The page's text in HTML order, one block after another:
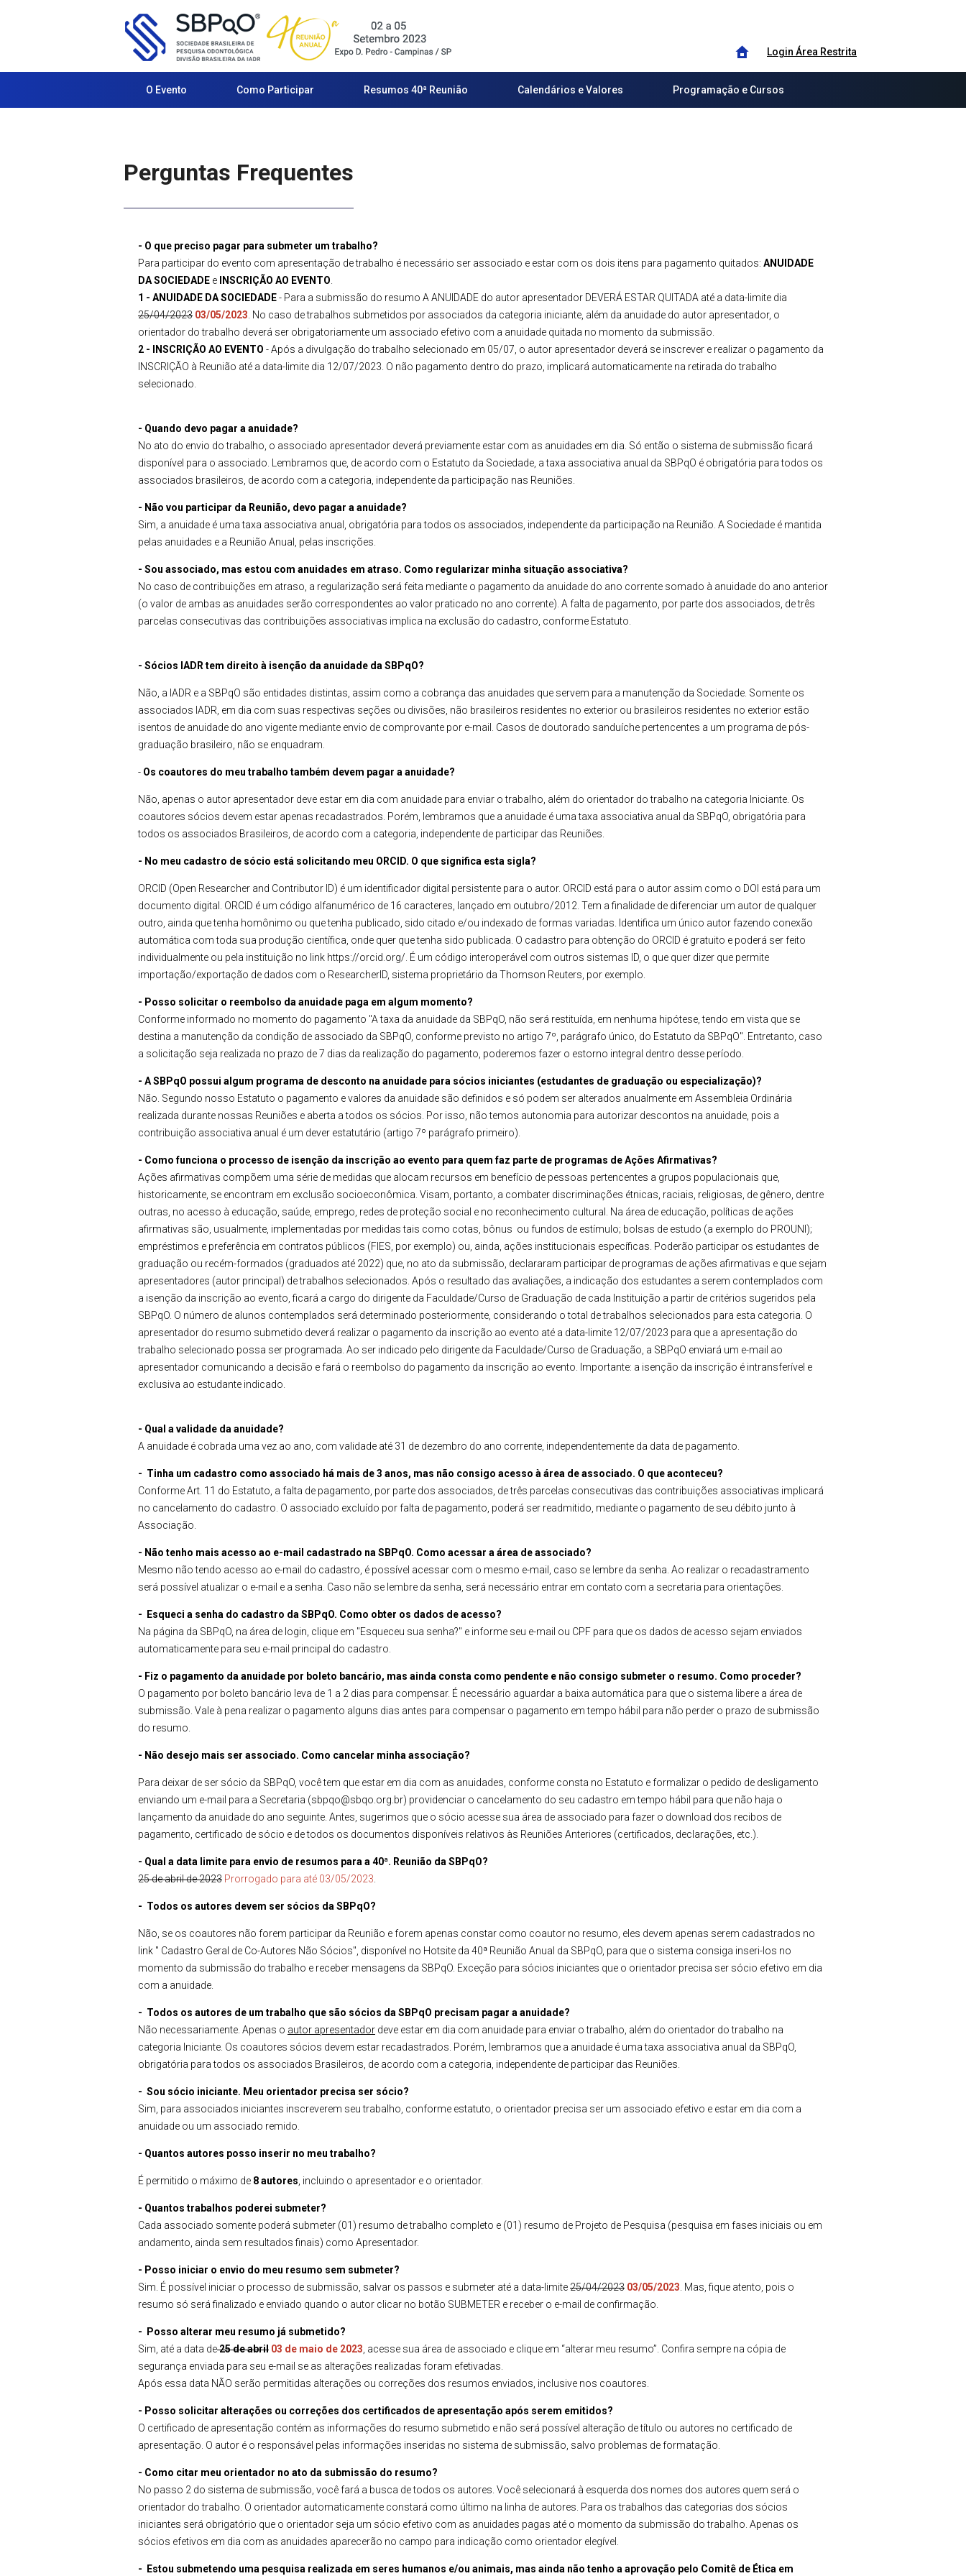
Login Área Restrita
O Evento Como Participar Resumos 40ª Reunião Calendários e Valores Programação e Cursos
Perguntas Frequentes
- O que preciso pagar para submeter um trabalho?
Para participar do evento com apresentação de trabalho é necessário ser associado e estar com os dois itens para pagamento quitados: ANUIDADE
DA SOCIEDADE e INSCRIÇÃO AO EVENTO
1 - ANUIDADE DA SOCIEDADE- Para a submissão do resumo A ANUIDADE do autor apresentador DEVERÁ ESTAR QUITADA até a data-limite dia
25/04/2023 03/05/2023 . No caso de trabalhos submetidos por associados da categoria iniciante, além da anuidade do autor apresentador, o
orientador do trabalho deverá ser obrigatoriamente um associado efetivo com a anuidade quitada no momento da submissão.
2 - INSCRIÇÃO AO EVENTO - Após a divulgação do trabalho selecionado em 05/07, o autor apresentador deverá se inscrever e realizar o pagamento da
INSCRIÇÃO à Reunião até a data-limite dia 12/07/2023. O não pagamento dentro do prazo, implicará automaticamente na retirada do trabalho
selecionado.
- Quando devo pagar a anuidade?
No ato do envio do trabalho, o associado apresentador deverá previamente estar com as anuidades em dia. Só então o sistema de submissão ficará
disponível para o associado. Lembramos que, de acordo com o Estatuto da Sociedade, a taxa associativa anual da SBPqO é obrigatória para todos os
associados brasileiros, de acordo com a categoria, independente da participação nas Reuniões.
- Não vou participar da Reunião, devo pagar a anuidade?
Sim, a anuidade é uma taxa associativa anual, obrigatória para todos os associados, independente da participação na Reunião. A Sociedade é mantida
pelas anuidades e a Reunião Anual, pelas inscrições.
- Sou associado, mas estou com anuidades em atraso. Como regularizar minha situação associativa?
No caso de contribuições em atraso, a regularização será feita mediante o pagamento da anuidade do ano corrente somado à anuidade do ano anterior
(o valor de ambas as anuidades serão correspondentes ao valor praticado no ano corrente). A falta de pagamento, por parte dos associados, de três
parcelas consecutivas das contribuições associativas implica na exclusão do cadastro, conforme Estatuto.
- Sócios IADR tem direito à isenção da anuidade da SBPqO?
Não, a IADR e a SBPqO são entidades distintas, assim como a cobrança das anuidades que servem para a manutenção da Sociedade. Somente os
associados IADR, em dia com suas respectivas seções ou divisões, não brasileiros residentes no exterior ou brasileiros residentes no exterior estão
isentos de anuidade do ano vigente mediante envio de comprovante por e-mail. Casos de doutorado sanduíche pertencentes a um programa de pós-
graduação brasileiro, não se enquadram.
- Os coautores do meu trabalho também devem pagar a anuidade?
Não, apenas o autor apresentador deve estar em dia com anuidade para enviar o trabalho, além do orientador do trabalho na categoria Iniciante. Os
coautores sócios devem estar apenas recadastrados. Porém, lembramos que a anuidade é uma taxa associativa anual da SBPqO, obrigatória para
todos os associados Brasileiros, de acordo com a categoria, independente de participar das Reuniões.
- No meu cadastro de sócio está solicitando meu ORCID. O que significa esta sigla?
ORCID (Open Researcher and Contributor ID) é um identificador digital persistente para o autor. ORCID está para o autor assim como o DOI está para um
documento digital. ORCID é um código alfanumérico de 16 caracteres, lançado em outubro/2012. Tem a finalidade de diferenciar um autor de qualquer
outro, ainda que tenha homônimo ou que tenha publicado, sido citado e/ou indexado de formas variadas. Identifica um único autor fazendo conexão
automática com toda sua produção científica, onde quer que tenha sido publicada. O cadastro para obtenção do ORCID é gratuito e poderá ser feito
individualmente ou pela instituição no link https://orcid.org/. É um código interoperável com outros sistemas ID, o que quer dizer que permite
importação/exportação de dados com o ResearcherID, sistema proprietário da Thomson Reuters, por exemplo.
- Posso solicitar o reembolso da anuidade paga em algum momento?
Conforme informado no momento do pagamento "A taxa da anuidade da SBPqO, não será restituída, em nenhuma hipótese, tendo em vista que se
destina a manutenção da condição de associado da SBPqO, conforme previsto no artigo 7º, parágrafo único, do Estatuto da SBPqO" . Entretanto, caso
a solicitação seja realizada no prazo de 7 dias da realização do pagamento, poderemos fazer o estorno integral dentro desse período.
- A SBPqO possui algum programa de desconto na anuidade para sócios iniciantes (estudantes de graduação ou especialização)?
Não. Segundo nosso Estatuto o pagamento e valores da anuidade são definidos e só podem ser alterados anualmente em Assembleia Ordinária
realizada durante nossas Reuniões e aberta a todos os sócios. Por isso, não temos autonomia para autorizar descontos na anuidade, pois a
contribuição associativa anual é um dever estatutário (artigo 7º parágrafo primeiro).
- Como funciona o processo de isenção da inscrição ao evento para quem faz parte de programas de Ações Afirmativas?
Ações afirmativas compõem uma série de medidas que alocam recursos em benefício de pessoas pertencentes a grupos populacionais que,
historicamente, se encontram em exclusão socioeconômica. Visam, portanto, a combater discriminações étnicas, raciais, religiosas, de gênero, dentre
outras, no acesso à educação, saúde, emprego, redes de proteção social e no reconhecimento cultural. Na área de educação, políticas de ações
afirmativas são, usualmente, implementadas por medidas tais como cotas, bônus ou fundos de estímulo; bolsas de estudo (a exemplo do PROUNI);
empréstimos e preferência em contratos públicos (FIES, por exemplo) ou, ainda, ações institucionais específicas. Poderão participar os estudantes de
graduação ou recém-formados (graduados até 2022) que, no ato da submissão, declararam participar de programas de ações afirmativas e que sejam
apresentadores (autor principal) de trabalhos selecionados. Após o resultado das avaliações, a indicação dos estudantes a serem contemplados com
a isenção da inscrição ao evento, ficará a cargo do dirigente da Faculdade/Curso de Graduação de cada Instituição a partir de critérios sugeridos pela
SBPqO. O número de alunos contemplados será determinado posteriormente, considerando o total de trabalhos selecionados para esta categoria. O
apresentador do resumo submetido deverá realizar o pagamento da inscrição ao evento até a data-limite 12/07/2023 para que a apresentação do
trabalho selecionado possa ser programada. Ao ser indicado pelo dirigente da Faculdade/Curso de Graduação, a SBPqO enviará um e-mail ao
apresentador comunicando a decisão e fará o reembolso do pagamento da inscrição ao evento. Importante: a isenção da inscrição é intransferível e
exclusiva ao estudante indicado.
- Qual a validade da anuidade?
A anuidade é cobrada uma vez ao ano, com validade até 31 de dezembro do ano corrente, independentemente da data de pagamento.
- Tinha um cadastro como associado há mais de 3 anos, mas não consigo acesso à área de associado. O que aconteceu?
Conforme Art. 11 do Estatuto, a falta de pagamento, por parte dos associados, de três parcelas consecutivas das contribuições associativas implicará
no cancelamento do cadastro. O associado excluído por falta de pagamento, poderá ser readmitido, mediante o pagamento de seu débito junto à
Associação.
- Não tenho mais acesso ao e-mail cadastrado na SBPqO. Como acessar a área de associado?
Mesmo não tendo acesso ao e-mail do cadastro, é possível acessar com o mesmo e-mail, caso se lembre da senha. Ao realizar o recadastramento
será possível atualizar o e-mail e a senha. Caso não se lembre da senha, será necessário entrar em contato com a secretaria para orientações.
- Esqueci a senha do cadastro da SBPqO. Como obter os dados de acesso?
Na página da SBPqO, na área de login, clique em "Esqueceu sua senha?" e informe seu e-mail ou CPF para que os dados de acesso sejam enviados
automaticamente para seu e-mail principal do cadastro.
- Fiz o pagamento da anuidade por boleto bancário, mas ainda consta como pendente e não consigo submeter o resumo. Como proceder?
O pagamento por boleto bancário leva de 1 a 2 dias para compensar. É necessário aguardar a baixa automática para que o sistema libere a área de
submissão. Vale à pena realizar o pagamento alguns dias antes para compensar o pagamento em tempo hábil para não perder o prazo de submissão
do resumo.
- Não desejo mais ser associado. Como cancelar minha associação?
Para deixar de ser sócio da SBPqO, você tem que estar em dia com as anuidades, conforme consta no Estatuto e formalizar o pedido de desligamento
enviando um e-mail para a Secretaria (sbpqo@sbqo.org.br) providenciar o cancelamento do seu cadastro em tempo hábil para que não haja o
lançamento da anuidade do ano seguinte. Antes, sugerimos que o sócio acesse sua área de associado para fazer o download dos recibos de
pagamento, certificado de sócio e de todos os documentos disponíveis relativos às Reuniões Anteriores (certificados, declarações, etc.).
- Qual a data limite para envio de resumos para a 40ª. Reunião da SBPqO?
25 de abril de 2023 Prorrogado para até 03/05/2023
- Todos os autores devem ser sócios da SBPqO?
Não, se os coautores não forem participar da Reunião e forem apenas constar como coautor no resumo, eles devem apenas serem cadastrados no
link " Cadastro Geral de Co-Autores Não Sócios", disponível no Hotsite da 40ª Reunião Anual da SBPqO, para que o sistema consiga inseri-los no
momento da submissão do trabalho e receber mensagens da SBPqO. Exceção para sócios iniciantes que o orientador precisa ser sócio efetivo em dia
com a anuidade.
- Todos os autores de um trabalho que são sócios da SBPqO precisam pagar a anuidade?
Não necessariamente. Apenas o autor apresentador deve estar em dia com anuidade para enviar o trabalho, além do orientador do trabalho na
categoria Iniciante. Os coautores sócios devem estar recadastrados. Porém, lembramos que a anuidade é uma taxa associativa anual da SBPqO,
obrigatória para todos os associados Brasileiros, de acordo com a categoria, independente de participar das Reuniões.
- Sou sócio iniciante. Meu orientador precisa ser sócio?
Sim, para associados iniciantes inscreverem seu trabalho, conforme estatuto, o orientador precisa ser um associado efetivo e estar em dia com a
anuidade ou um associado remido.
- Quantos autores posso inserir no meu trabalho?
É permitido o máximo de 8 autores , incluindo o apresentador e o orientador.
- Quantos trabalhos poderei submeter?
Cada associado somente poderá submeter (01) resumo de trabalho completo e (01) resumo de Projeto de Pesquisa (pesquisa em fases iniciais ou em
andamento, ainda sem resultados finais) como Apresentador.
- Posso iniciar o envio do meu resumo sem submeter?
Sim. É possível iniciar o processo de submissão, salvar os passos e submeter até a data-limite25/04/2023 03/05/2023 . Mas, fique atento, pois o
resumo só será finalizado e enviado quando o autor clicar no botão SUBMETER e receber o e-mail de confirmação.
- Posso alterar meu resumo já submetido?
Sim, até a data de25 de abril 03 de maio de 2023 , acesse sua área de associado e clique em “alterar meu resumo”. Confira sempre na cópia de
segurança enviada para seu e-mail se as alterações realizadas foram efetivadas.
Após essa data NÃO serão permitidas alterações ou correções dos resumos enviados, inclusive nos coautores.
- Posso solicitar alterações ou correções dos certificados de apresentação após serem emitidos?
O certificado de apresentação contém as informações do resumo submetido e não será possível alteração de título ou autores no certificado de
apresentação. O autor é o responsável pelas informações inseridas no sistema de submissão, salvo problemas de formatação.
- Como citar meu orientador no ato da submissão do resumo?
No passo 2 do sistema de submissão, você fará a busca de todos os autores. Você selecionará à esquerda dos nomes dos autores quem será o
orientador do trabalho. O orientador automaticamente constará como último na linha de autores. Para os trabalhos das categorias dos sócios
iniciantes será obrigatório que o orientador seja um sócio efetivo com as anuidades pagas até o momento da submissão do trabalho. Apenas os
sócios efetivos em dia com as anuidades aparecerão no campo para indicação como orientador elegível.
- Estou submetendo uma pesquisa realizada em seres humanos e/ou animais, mas ainda não tenho a aprovação pelo Comitê de Ética em